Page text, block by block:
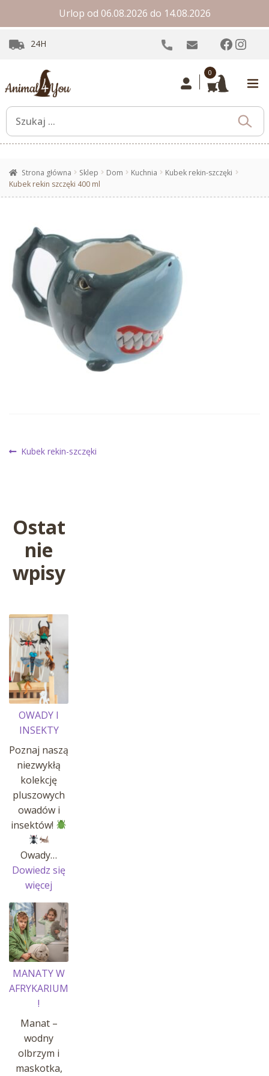
Urlop od 06.08.2026 do 14.08.2026
24H
0
Strona główna Sklep Dom Kuchnia
Kubek rekin-szczęki
Kubek rekin szczęki 400 ml
Nawigacja
Poprzedni
Kubek rekin-szczęki
Ostat
nie
wpisy
OWADY I
INSEKTY
Poznaj naszą
niezwykłą
kolekcję
pluszowych
owadów i
insektów!
Owady…
Dowiedz się
więcej
OWADY
I
INSEKTY
MANATY W
AFRYKARIUM
!
Manat –
wodny
olbrzym i
maskotka,